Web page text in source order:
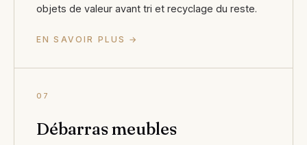
objets de valeur avant tri et recyclage du reste.
EN SAVOIR PLUS →
07
Débarras meubles